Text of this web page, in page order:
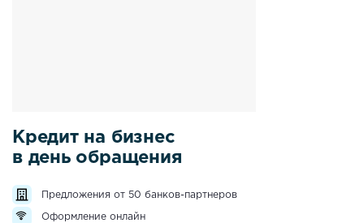
Кредит на бизнес
в день обращения
Предложения от 50 банков-партнеров
Оформление онлайн